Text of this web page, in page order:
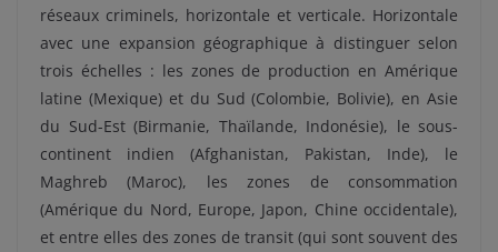
réseaux criminels, horizontale et verticale. Horizontale
avec une expansion géographique à distinguer selon
trois échelles : les zones de production en Amérique
latine (Mexique) et du Sud (Colombie, Bolivie), en Asie
du Sud-Est (Birmanie, Thaïlande, Indonésie), le sous-
continent indien (Afghanistan, Pakistan, Inde), le
Maghreb (Maroc), les zones de consommation
(Amérique du Nord, Europe, Japon, Chine occidentale),
et entre elles des zones de transit (qui sont souvent des